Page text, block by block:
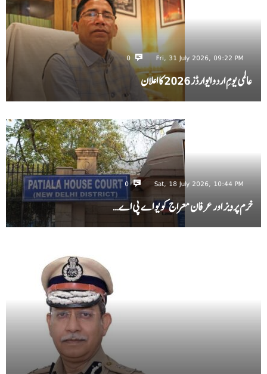
Fri, 31 July 2026, 09:22 PM
0
عالمی یومِ اردو ایوارڈز 2026 کا اعلان
Sat, 18 July 2026, 10:44 PM
0
خرم پرویز اور عرفان معراج کو یو اے پی اے…